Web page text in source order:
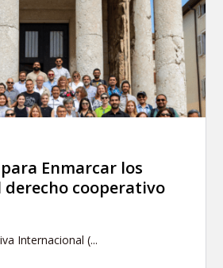
Enmarcar los
cooperativo
Internacional (...